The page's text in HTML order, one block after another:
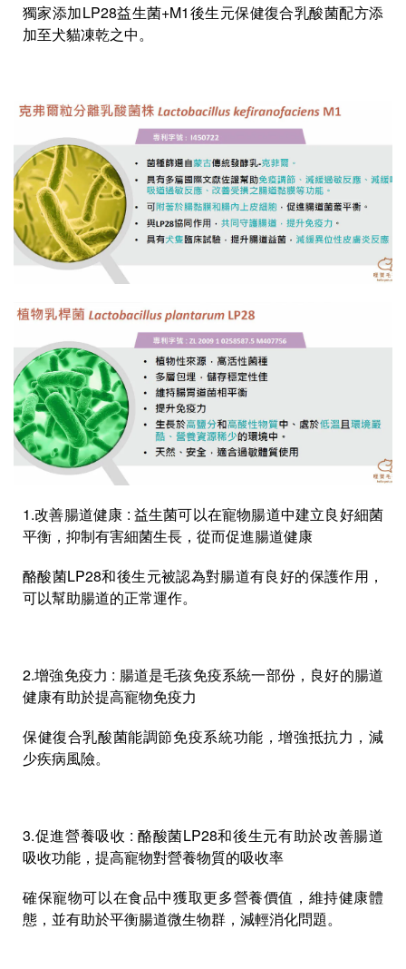
獨家添加LP28益生菌+M1後生元保健復合乳酸菌配方添
加至犬貓凍乾之中。
1.改善腸道健康 : 益生菌可以在寵物腸道中建立良好細菌
平衡，抑制有害細菌生長，從而促進腸道健康
酪酸菌LP28和後生元被認為對腸道有良好的保護作用，
可以幫助腸道的正常運作。
2.增強免疫力 : 腸道是毛孩免疫系統一部份，良好的腸道
健康有助於提高寵物免疫力
保健復合乳酸菌能調節免疫系統功能，增強抵抗力，減
少疾病風險。
3.促進營養吸收 : 酪酸菌LP28和後生元有助於改善腸道
吸收功能，提高寵物對營養物質的吸收率
確保寵物可以在食品中獲取更多營養價值，維持健康體
態，並有助於平衡腸道微生物群，減輕消化問題。